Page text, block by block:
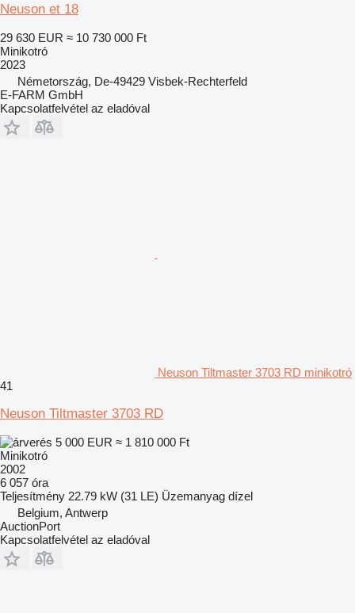
Neuson et 18
29 630 EUR ≈ 10 730 000 Ft
Minikotró
2023
Németország, De-49429 Visbek-Rechterfeld
E-FARM GmbH
Kapcsolatfelvétel az eladóval
Neuson Tiltmaster 3703 RD minikotró
41
Neuson Tiltmaster 3703 RD
5 000 EUR ≈ 1 810 000 Ft
Minikotró
2002
6 057 óra
Teljesítmény 22.79 kW (31 LE) Üzemanyag dízel
Belgium, Antwerp
AuctionPort
Kapcsolatfelvétel az eladóval